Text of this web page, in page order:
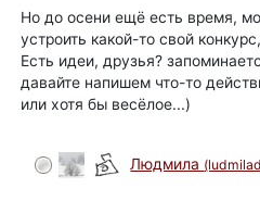
Но до осени ещё есть время,
устроить какой-то свой
Есть идеи, друзья?
давайте напишем что-то
или хотя бы весёлое...)
Людмила